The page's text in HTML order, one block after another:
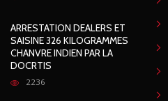
ARRESTATION DEALERS ET
SAISINE 326 KILOGRAMMES
CHANVRE INDIEN PAR LA
DOCRTIS
2236